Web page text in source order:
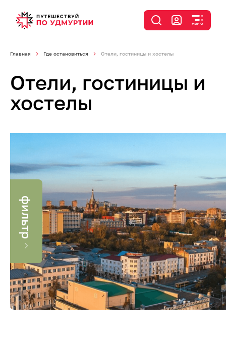
Главная Где остановиться Отели, гостиницы и хостелы
Отели, гостиницы и
хостелы
фильтр